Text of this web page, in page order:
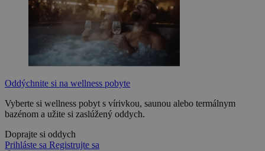
Oddýchnite si na wellness pobyte
Vyberte si wellness pobyt s vírivkou, saunou alebo termálnym
bazénom a užite si zaslúžený oddych.
Doprajte si oddych
Prihláste sa Registrujte sa